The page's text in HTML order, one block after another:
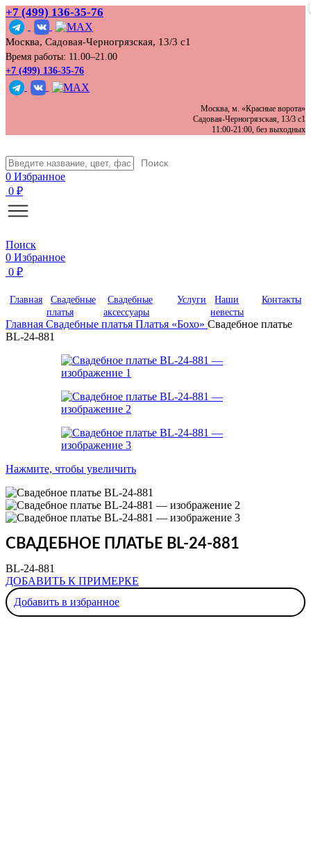
+7 (499) 136‑35‑76
Москва, Садовая-Черногрязская, 13/3 с1
Время работы: 11.00–21.00
+7 (499) 136-35-76
Москва, м. «Красные ворота»
Садовая-Черногрязская, 13/3 с1
11:00-21:00, без выходных
Поиск
0 Избранное
0 ₽
Поиск
0 Избранное
0 ₽
Главная
Свадебные
платья
Свадебные
аксессуары
Услуги
Наши
невесты
Контакты
Главная Свадебные платья Платья «Бохо» Свадебное платье
BL-24-881
Нажмите, чтобы увеличить
СВАДЕБНОЕ ПЛАТЬЕ BL-24-881
BL-24-881
ДОБАВИТЬ К ПРИМЕРКЕ
Добавить в избранное